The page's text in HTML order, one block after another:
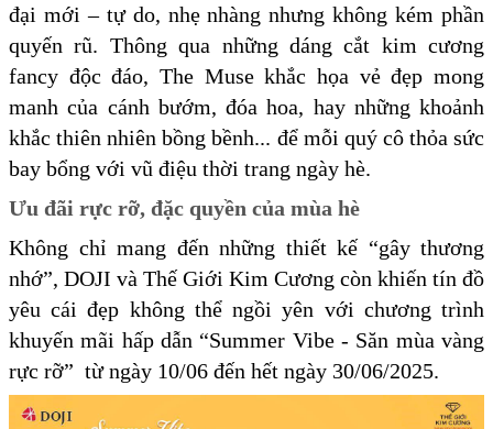
đại mới – tự do, nhẹ nhàng nhưng không kém phần
quyến rũ. Thông qua những dáng cắt kim cương
fancy độc đáo, The Muse khắc họa vẻ đẹp mong
manh của cánh bướm, đóa hoa, hay những khoảnh
khắc thiên nhiên bồng bềnh... để mỗi quý cô thỏa sức
bay bổng với vũ điệu thời trang ngày hè.
Ưu đãi rực rỡ, đặc quyền của mùa hè
Không chỉ mang đến những thiết kế “gây thương
nhớ”, DOJI và Thế Giới Kim Cương còn khiến tín đồ
yêu cái đẹp không thể ngồi yên với chương trình
khuyến mãi hấp dẫn “Summer Vibe - Săn mùa vàng
rực rỡ” từ ngày 10/06 đến hết ngày 30/06/2025.